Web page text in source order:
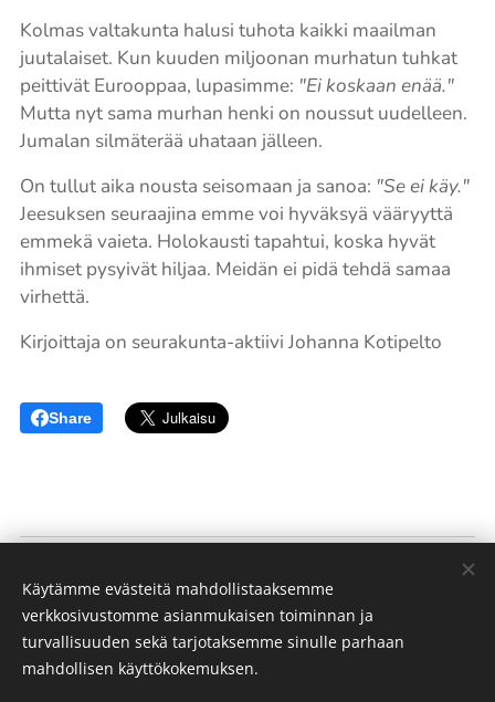
Kolmas valtakunta halusi tuhota kaikki maailman
juutalaiset. Kun kuuden miljoonan murhatun tuhkat
peittivät Eurooppaa, lupasimme: "Ei koskaan enää."
Mutta nyt sama murhan henki on noussut uudelleen.
Jumalan silmäterää uhataan jälleen.
On tullut aika nousta seisomaan ja sanoa: "Se ei käy."
Jeesuksen seuraajina emme voi hyväksyä vääryyttä
emmekä vaieta. Holokausti tapahtui, koska hyvät
ihmiset pysyivät hiljaa. Meidän ei pidä tehdä samaa
virhettä.
Kirjoittaja on seurakunta-aktiivi Johanna Kotipelto
Share
(
"Hän varustaa kaikki seurakunnan jäsenet palvelutyöhön,
Kristuksen ruumiin rakentamiseen."
Käytämme evästeitä mahdollistaaksemme
verkkosivustomme asianmukaisen toiminnan ja
turvallisuuden sekä tarjotaksemme sinulle parhaan
mahdollisen käyttökokemuksen.